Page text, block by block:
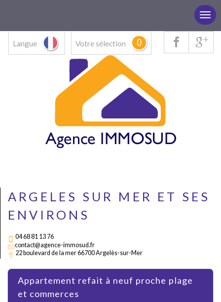
Langue Votre sélection 0
ARGELES SUR MER ET SES
ENVIRONS
04 68 81 13 76
contact@agence-immosud.fr
22 boulevard de la mer 66700 Argelès-sur-Mer
appartement refait à neuf proche plage
et commerces